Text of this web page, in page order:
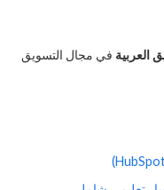
في مجال التسويق